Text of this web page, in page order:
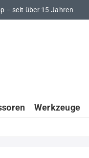
– seit über 15 Jahren
Werkzeuge